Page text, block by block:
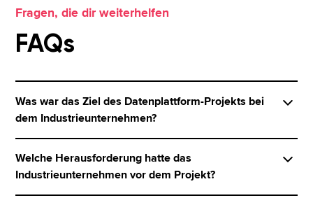
Fragen, die dir weiterhelfen
FAQs
Was war das Ziel des Datenplattform-Projekts bei
dem Industrieunternehmen?
Workflows optimieren, Datensilos abbauen und
eine einheitliche Data Platform einführen. Ziel war
Welche Herausforderung hatte das
Industrieunternehmen vor dem Projekt?